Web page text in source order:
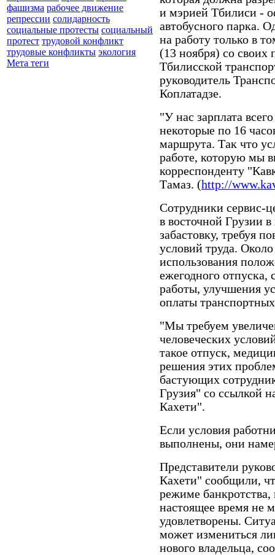
фашизма рабочее движение
репрессии солидарность
социальные протесты социальный
протест трудовой конфликт
трудовые конфликты экология
Мета теги
и мэрией Тбилиси -
автобусного парка.
на работу только в
(13 ноября) со своих
Тбилисской
руководитель
Коплатадзе.
"У нас зарплата
некоторые по 16
маршрута. Так что
работе, которую мы
корреспонденту
Тамаз. (http://
Сотрудники сервис-
в восточной Грузии
забастовку, требуя
условий труда.
использования
ежегодного отпуска,
работы, улучшения
оплаты
"Мы требуем
человеческих
такое отпуск,
решения этих
бастующих
Грузия" со ссылкой
Кахети".
Если условия
выполнены, они
Представители
Кахети" сообщили,
режиме
настоящее время не
удовлетворены.
может измениться
нового владельца,